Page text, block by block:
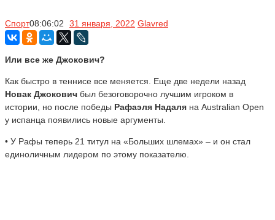
Спорт08:06:02 31 января, 2022 Glavred
Или все же Джокович?
Как быстро в теннисе все меняется. Еще две недели назад
Новак Джокович был безоговорочно лучшим игроком в
истории, но после победы Рафаэля Надаля на Australian Open
у испанца появились новые аргументы.
• У Рафы теперь 21 титул на «Больших шлемах» – и он стал
единоличным лидером по этому показателю.